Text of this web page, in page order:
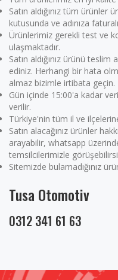
Satın aldığınız tüm ürünler
kutusunda ve adınıza
Ürünlerimiz gerekli test ve
ulaşmaktadır.
Satın aldığınız ürünü
ediniz. Herhangi bir hata
almaz bizimle irtibata geçin.
Gün içinde 15:00'a kadar
verilir.
Türkiye'nin tüm il ve
Satın alacağınız ürünler
arayabilir, whatsapp
temsilcilerimizle
Sitemizde bulamadığınız
Tusa Otomotiv
0312 341 61 63